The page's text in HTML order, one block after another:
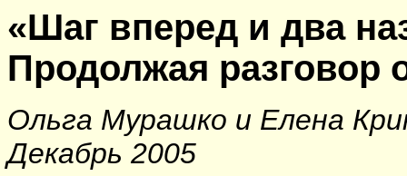
«Шаг вперед и два
Продолжая разговор
Ольга Мурашко и Елена
Декабрь 2005